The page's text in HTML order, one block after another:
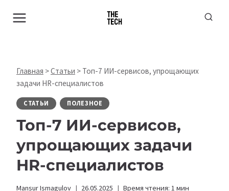
Главная >Статьи > Топ-7 ИИ-сервисов, упрощающих
задачи HR-специалистов
СТАТЬИ ПОЛЕЗНОЕ
Топ-7 ИИ-сервисов,
упрощающих задачи
HR-специалистов
Mansur Ismagulov 26.05.2025 Время чтения: 1 мин